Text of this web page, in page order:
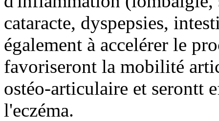
cataracte, dyspepsies,
également à accelérer le
favoriseront la mobilité
ostéo-articulaire et serontt
l'eczéma.